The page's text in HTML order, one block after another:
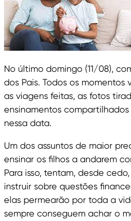
No último domingo (11/08),
dos Pais. Todos os momentos
as viagens feitas, as fotos
ensinamentos
nessa data.
Um dos assuntos de maior
ensinar os filhos a andarem
Para isso, tentam, desde
instruir sobre questões
elas permearão por toda a
sempre conseguem achar o